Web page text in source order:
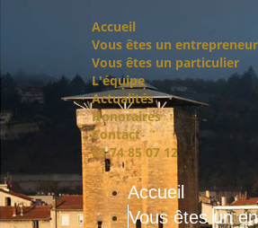
Accueil
Vous êtes un entrepreneur
Vous êtes un particulier
L'équipe
Actualités
Honoraires
Contact
04 74 85 07 12
Accueil
Vous êtes un